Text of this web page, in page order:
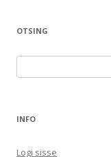
OTSING
INFO
Logi sisse